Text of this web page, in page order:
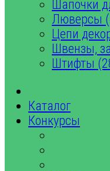
Шапочки
Люверсы
Цепи
Швензы,
Штифты
Каталог
Конкурсы